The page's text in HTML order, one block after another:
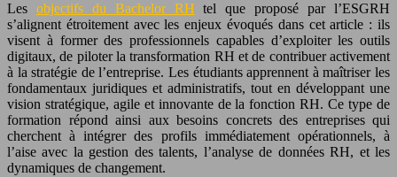
Les objectifs du Bachelor RH tel que proposé par l’ESGRH
s’alignent étroitement avec les enjeux évoqués dans cet article : ils
visent à former des professionnels capables d’exploiter les outils
digitaux, de piloter la transformation RH et de contribuer activement
à la stratégie de l’entreprise. Les étudiants apprennent à maîtriser les
fondamentaux juridiques et administratifs, tout en développant une
vision stratégique, agile et innovante de la fonction RH. Ce type de
formation répond ainsi aux besoins concrets des entreprises qui
cherchent à intégrer des profils immédiatement opérationnels, à
l’aise avec la gestion des talents, l’analyse de données RH, et les
dynamiques de changement.